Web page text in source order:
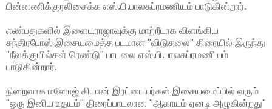
பின்னணிக்குரலிசைக்க எஸ்.பி.பாலசுப்ரமணியம் பாடுகின்றார்.
எண்பதுகளில் இளையராஜாவுக்கு மாற்றீடாக விளங்கிய
சந்திரபோஸ் இசையமைத்த படமான "விடுதலை" திரையில் இருந்து
"நீலக்குயில்கள் ரெண்டு" பாடலை எஸ்.பி.பாலசுப்ரமணியம்
பாடுகின்றார்.
நிறைவாக மனோஜ் கியான் இரட்டையர்கள் இசையமைப்பில் வரும்
"ஒரு இனிய உதயம்" திரைப்பாடலான "ஆகாயம் ஏனடி அழுகின்றது"